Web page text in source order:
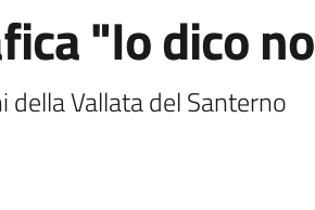
"Io dico
Vallata del Santerno